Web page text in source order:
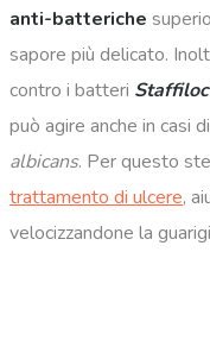
anti-batteriche
sapore più delicato.
contro i batteri
può agire anche in casi di
albicans. Per questo
trattamento di ulcere,
velocizzandone la